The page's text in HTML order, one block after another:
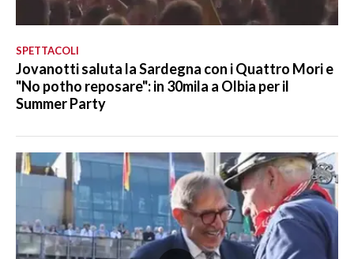
SPETTACOLI
Jovanotti saluta la Sardegna con i Quattro Mori e
"No potho reposare": in 30mila a Olbia per il
Summer Party